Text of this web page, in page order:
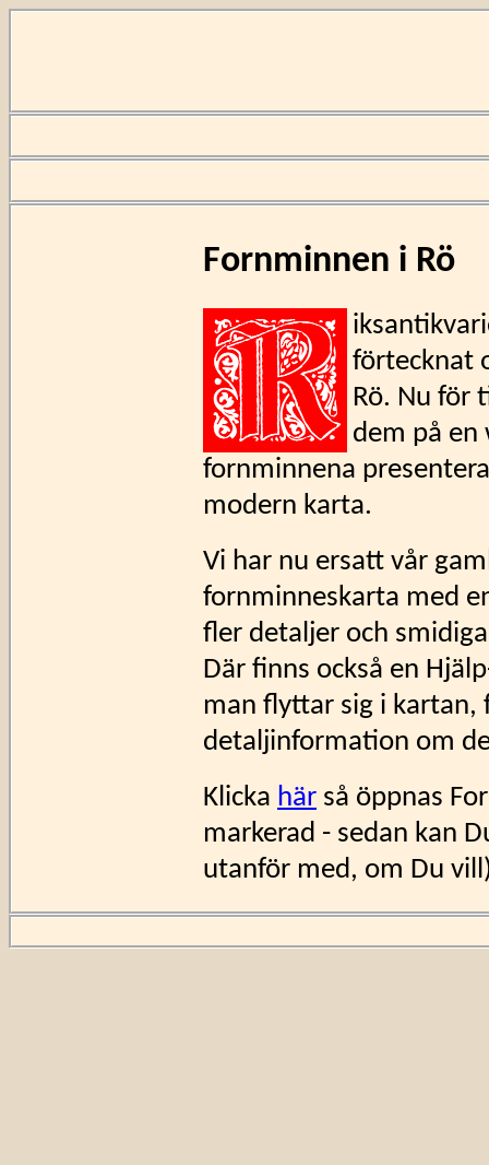
Fornminnen i Rö
förtecknat
Rö. Nu för
dem på en
fornminnena
modern karta.
Vi har nu ersatt vår
fornminneskarta med
fler detaljer och
Där finns också en
man flyttar sig i kartan,
detaljinformation om
Klicka här så öppnas
markerad - sedan kan
utanför med, om Du
Sidan först publicerad 2009-04-